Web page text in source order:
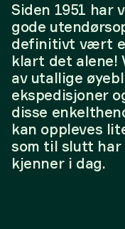
Siden 1951 har
gode
definitivt vært
klart det alene!
av utallige
ekspedisjoner
disse
kan oppleves
som til slutt
kjenner i dag.